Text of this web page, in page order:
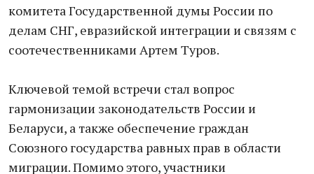
комитета Государственной думы России по
делам СНГ, евразийской интеграции и связям с
соотечественниками Артем Туров.
Ключевой темой встречи стал вопрос
гармонизации законодательств России и
Беларуси, а также обеспечение граждан
Союзного государства равных прав в области
миграции. Помимо этого, участники